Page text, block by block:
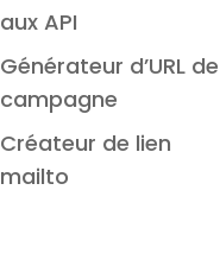
aux API
Générateur d’URL de
campagne
Créateur de lien
mailto